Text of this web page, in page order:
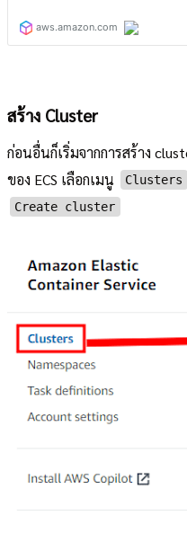
สร้าง Cluster
ก่อนอื่นก็เริ่มจากการสร้าง
ของ ECS เลือกเมนู
Clusters
Create cluster